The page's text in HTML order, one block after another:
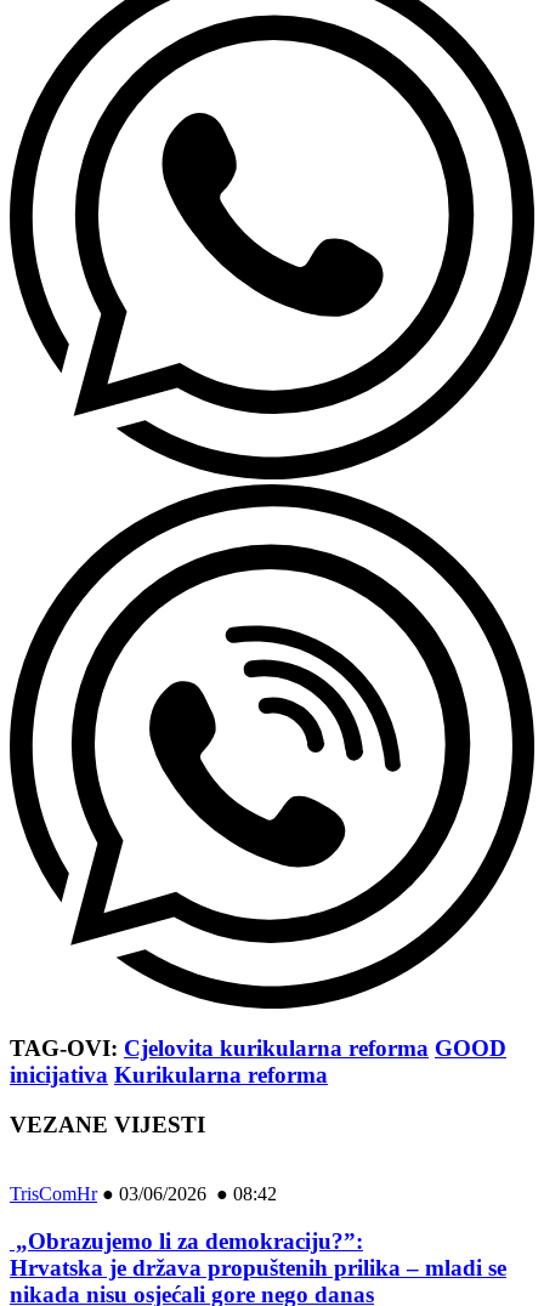
TAG-OVI: Cjelovita kurikularna reforma GOOD
inicijativa Kurikularna reforma
VEZANE VIJESTI
TrisComHr● 03/06/2026 ● 08:42
„Obrazujemo li za demokraciju?”:
Hrvatska je država propuštenih prilika – mladi se
nikada nisu osjećali gore nego danas